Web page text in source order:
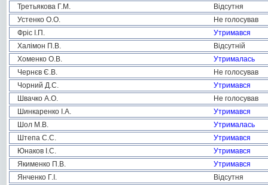
Третьякова Г.М.
Відсутня
Устенко О.О.
Не голосував
Фріс І.П.
Утримався
Халімон П.В.
Відсутній
Хоменко О.В.
Утрималась
Чернєв Є.В.
Не голосував
Чорний Д.С.
Утримався
Швачко А.О.
Не голосував
Шинкаренко І.А.
Утримався
Шол М.В.
Утрималась
Штепа С.С.
Утримався
Юнаков І.С.
Утримався
Якименко П.В.
Утримався
Янченко Г.І.
Відсутня